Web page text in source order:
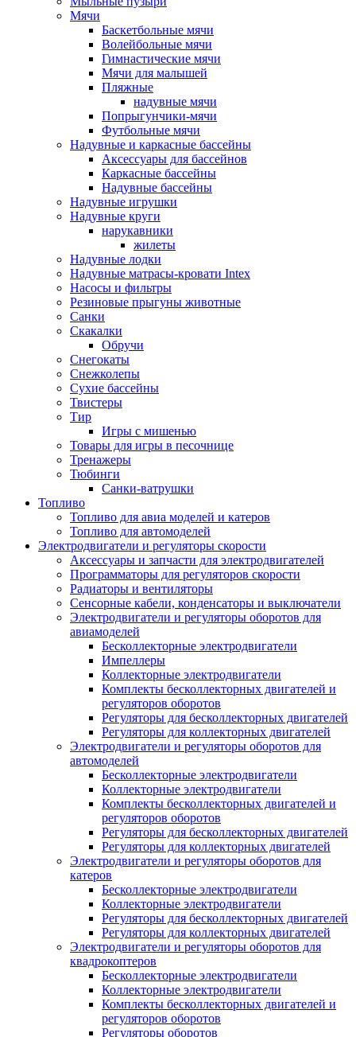
Мячи
Баскетбольные мячи
Волейбольные мячи
Гимнастические мячи
Мячи для малышей
Пляжные
надувные мячи
Попрыгунчики-мячи
Футбольные мячи
Надувные и каркасные бассейны
Аксессуары для бассейнов
Каркасные бассейны
Надувные бассейны
Надувные игрушки
Надувные круги
нарукавники
жилеты
Надувные лодки
Надувные матрасы-кровати Intex
Насосы и фильтры
Резиновые прыгуны животные
Санки
Скакалки
Обручи
Снегокаты
Снежколепы
Сухие бассейны
Твистеры
Тир
Игры с мишенью
Товары для игры в песочнице
Тренажеры
Тюбинги
Санки-ватрушки
Топливо
Топливо для авиа моделей и катеров
Топливо для автомоделей
Электродвигатели и регуляторы скорости
Аксессуары и запчасти для электродвигателей
Программаторы для регуляторов скорости
Радиаторы и вентиляторы
Сенсорные кабели, конденсаторы и выключатели
Электродвигатели и регуляторы оборотов для
авиамоделей
Бесколлекторные электродвигатели
Импеллеры
Коллекторные электродвигатели
Комплекты бесколлекторных двигателей и
регуляторов оборотов
Регуляторы для бесколлекторных двигателей
Регуляторы для коллекторных двигателей
Электродвигатели и регуляторы оборотов для
автомоделей
Бесколлекторные электродвигатели
Коллекторные электродвигатели
Комплекты бесколлекторных двигателей и
регуляторов оборотов
Регуляторы для бесколлекторных двигателей
Регуляторы для коллекторных двигателей
Электродвигатели и регуляторы оборотов для
катеров
Бесколлекторные электродвигатели
Коллекторные электродвигатели
Регуляторы для бесколлекторных двигателей
Регуляторы для коллекторных двигателей
Электродвигатели и регуляторы оборотов для
квадрокоптеров
Бесколлекторные электродвигатели
Коллекторные электродвигатели
Комплекты бесколлекторных двигателей и
регуляторов оборотов
Регуляторы оборотов